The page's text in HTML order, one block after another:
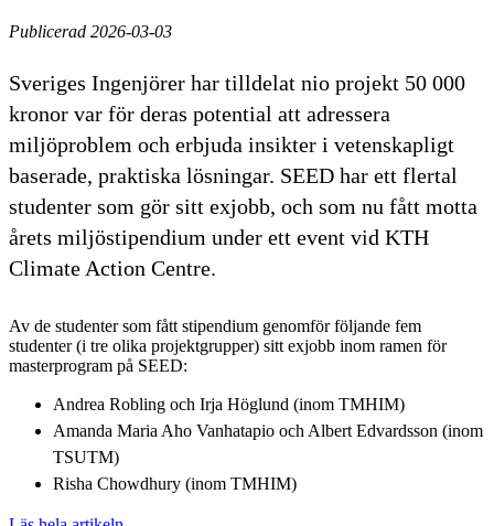
Publicerad 2026-03-03
Sveriges Ingenjörer har tilldelat nio projekt 50 000
kronor var för deras potential att adressera
miljöproblem och erbjuda insikter i vetenskapligt
baserade, praktiska lösningar. SEED har ett flertal
studenter som gör sitt exjobb, och som nu fått motta
årets miljöstipendium under ett event vid KTH
Climate Action Centre.
Av de studenter som fått stipendium genomför följande fem
studenter (i tre olika projektgrupper) sitt exjobb inom ramen för
masterprogram på SEED:
Andrea Robling och Irja Höglund (inom TMHIM)
Amanda Maria Aho Vanhatapio och Albert Edvardsson (inom
TSUTM)
Risha Chowdhury (inom TMHIM)